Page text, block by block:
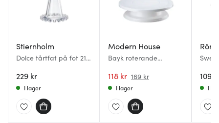
Stiernholm
Dolce tårtfat på fot 21
229 kr
I lager
Modern House
Bayk roterande
vit
118 kr 169 kr
I lager
1095
I